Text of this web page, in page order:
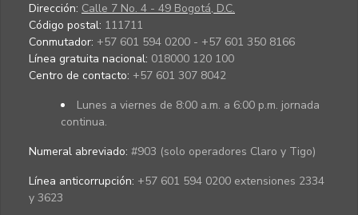
Dirección: Calle 7 No. 4 - 49 Bogotá, D.C.
Código postal: 111711
Conmutador: +57 601 594 0200 - +57 601 350 8166
Línea gratuita nacional: 018000 120 100
Centro de contacto: +57 601 307 8042
Lunes a viernes de 8:00 a.m. a 6:00 p.m. jornada
continua.
Numeral abreviado: #903 (solo operadores Claro y Tigo)
Línea anticorrupción: +57 601 594 0200 extensiones 2334
y 3623